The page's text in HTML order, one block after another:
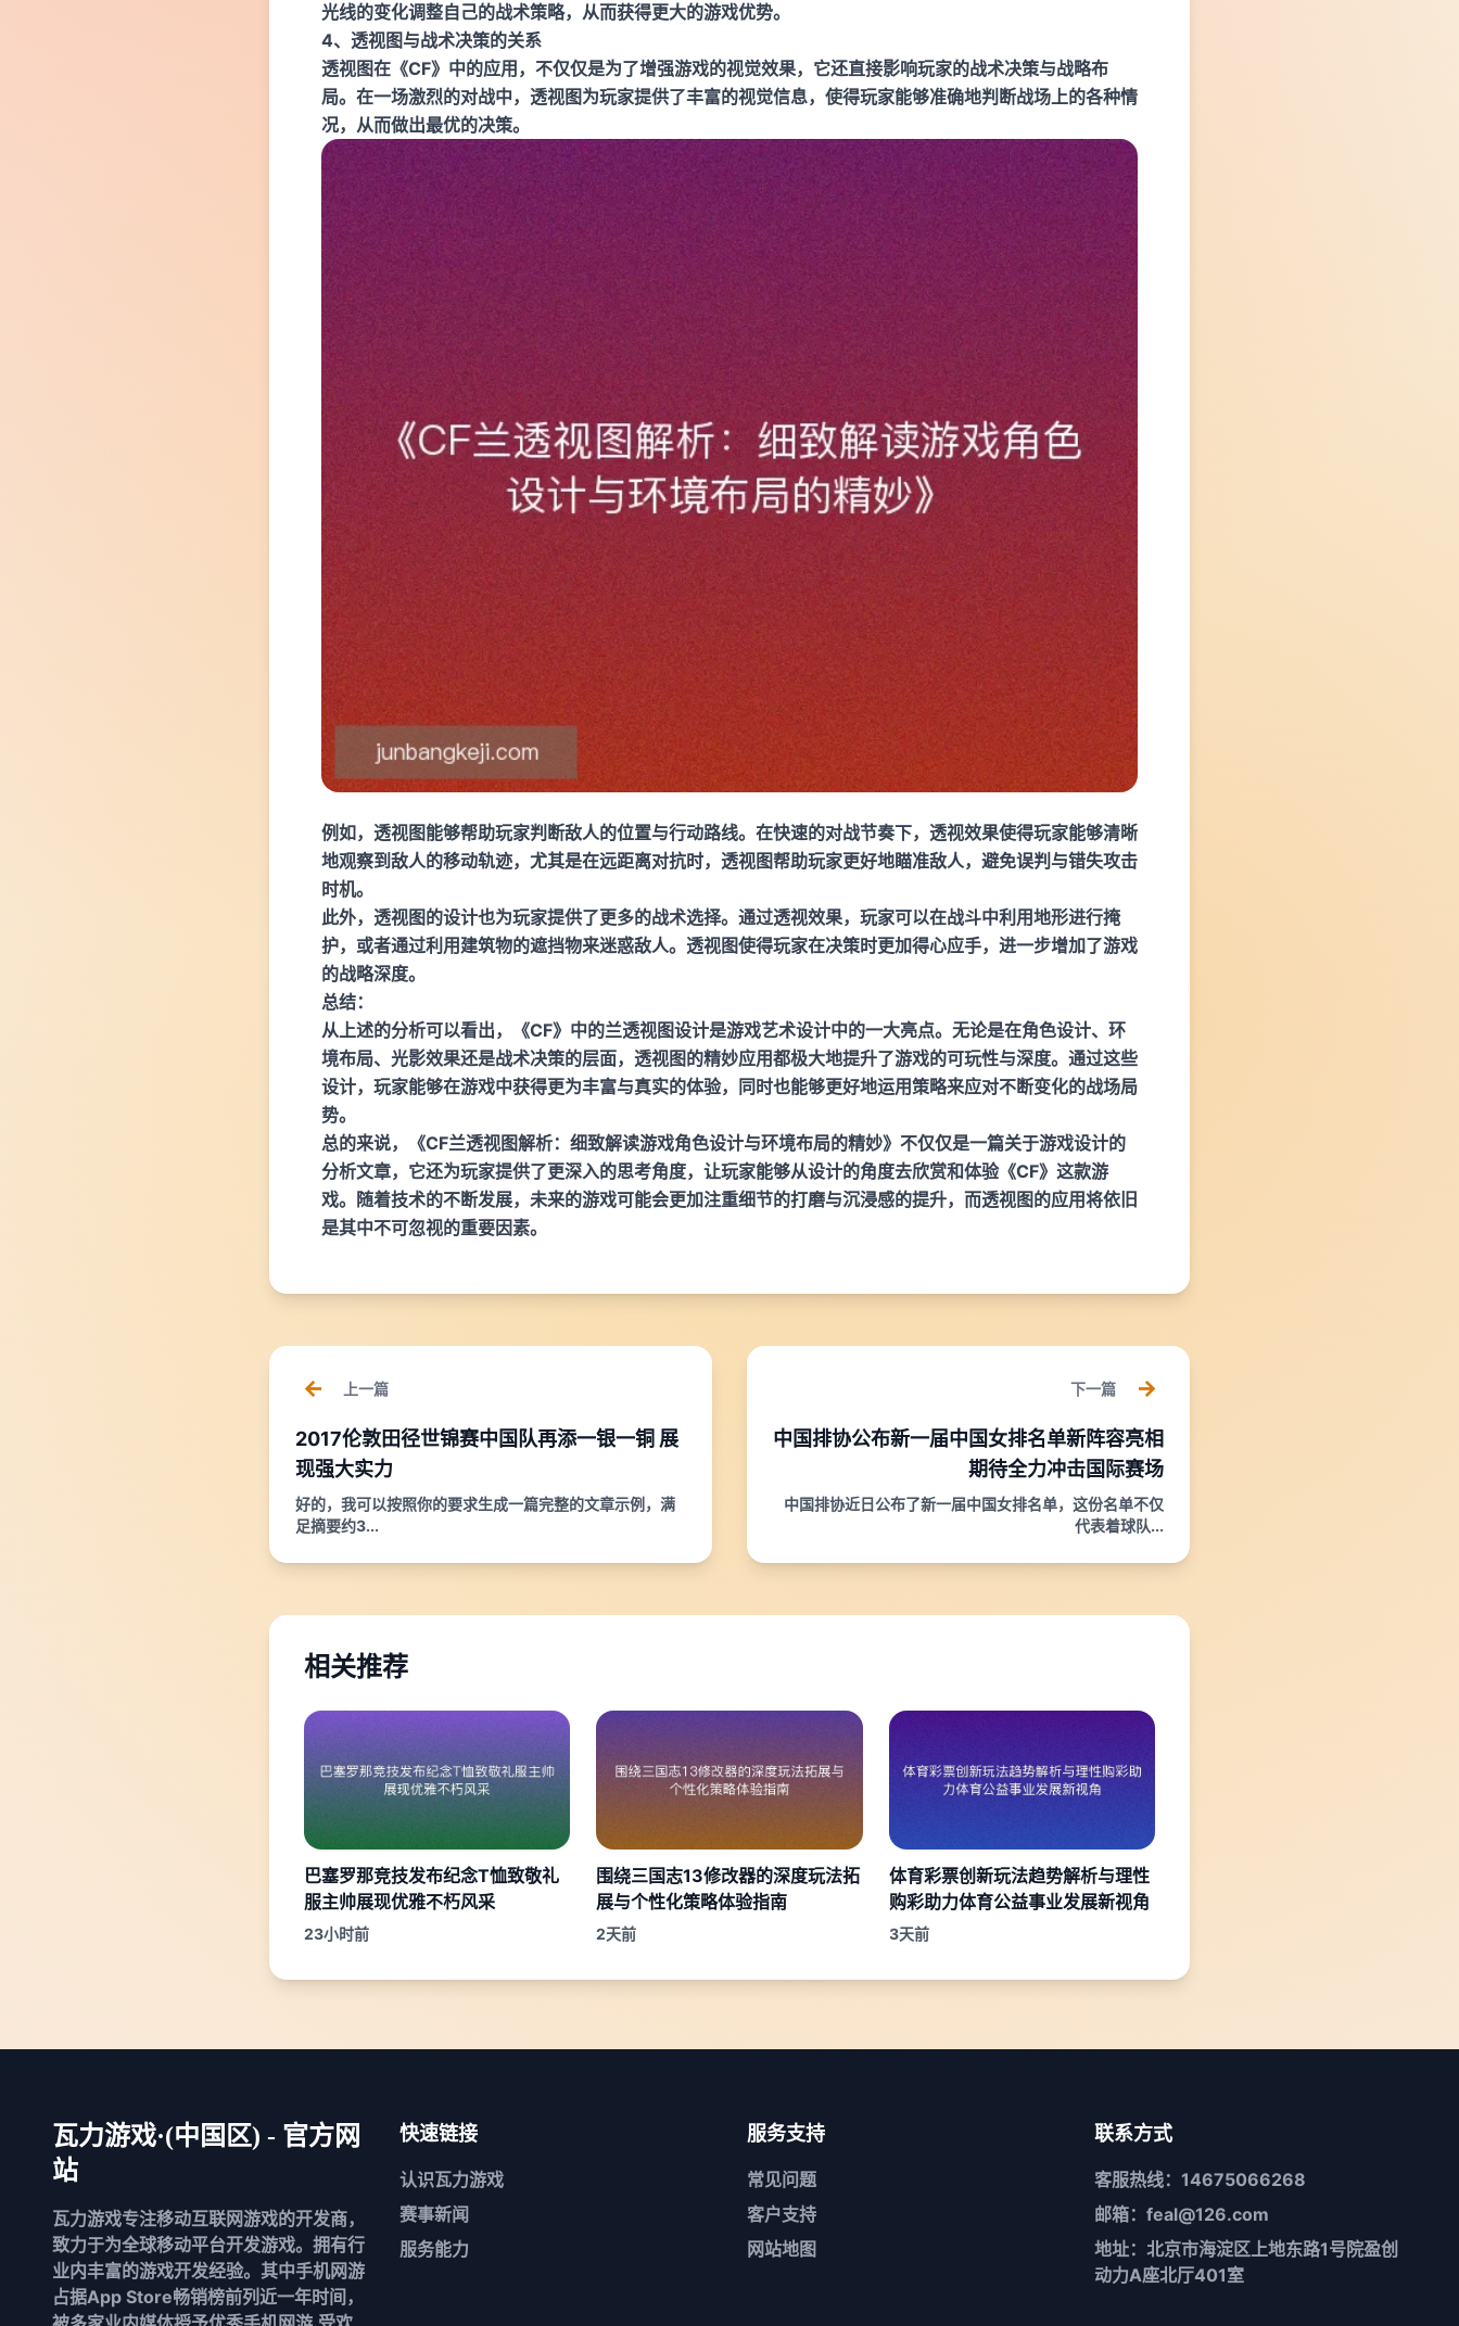
光线的变化调整自己的战术策略，从而获得更大的游戏优势。
4、透视图与战术决策的关系
透视图在《CF》中的应用，不仅仅是为了增强游戏的视觉效果，它还直接影响玩家的战术决策与战略布
局。在一场激烈的对战中，透视图为玩家提供了丰富的视觉信息，使得玩家能够准确地判断战场上的各种情
况，从而做出最优的决策。
例如，透视图能够帮助玩家判断敌人的位置与行动路线。在快速的对战节奏下，透视效果使得玩家能够清晰
地观察到敌人的移动轨迹，尤其是在远距离对抗时，透视图帮助玩家更好地瞄准敌人，避免误判与错失攻击
时机。
此外，透视图的设计也为玩家提供了更多的战术选择。通过透视效果，玩家可以在战斗中利用地形进行掩
护，或者通过利用建筑物的遮挡物来迷惑敌人。透视图使得玩家在决策时更加得心应手，进一步增加了游戏
的战略深度。
总结：
从上述的分析可以看出，《CF》中的兰透视图设计是游戏艺术设计中的一大亮点。无论是在角色设计、环
境布局、光影效果还是战术决策的层面，透视图的精妙应用都极大地提升了游戏的可玩性与深度。通过这些
设计，玩家能够在游戏中获得更为丰富与真实的体验，同时也能够更好地运用策略来应对不断变化的战场局
势。
总的来说，《CF兰透视图解析：细致解读游戏角色设计与环境布局的精妙》不仅仅是一篇关于游戏设计的
分析文章，它还为玩家提供了更深入的思考角度，让玩家能够从设计的角度去欣赏和体验《CF》这款游
戏。随着技术的不断发展，未来的游戏可能会更加注重细节的打磨与沉浸感的提升，而透视图的应用将依旧
是其中不可忽视的重要因素。
上一篇
2017伦敦田径世锦赛中国队再添一银一铜 展
现强大实力
好的，我可以按照你的要求生成一篇完整的文章示例，满
足摘要约3...
下一篇
中国排协公布新一届中国女排名单新阵容亮相
期待全力冲击国际赛场
中国排协近日公布了新一届中国女排名单，这份名单不仅
代表着球队...
相关推荐
巴塞罗那竞技发布纪念T恤致敬礼
服主帅展现优雅不朽风采
23小时前
围绕三国志13修改器的深度玩法拓
展与个性化策略体验指南
2天前
体育彩票创新玩法趋势解析与理性
购彩助力体育公益事业发展新视角
3天前
瓦力游戏·(中国区) - 官方网
站
瓦力游戏专注移动互联网游戏的开发商，
致力于为全球移动平台开发游戏。拥有行
业内丰富的游戏开发经验。其中手机网游
占据App Store畅销榜前列近一年时间，
快速链接
认识瓦力游戏
赛事新闻
服务能力
服务支持
常见问题
客户支持
网站地图
联系方式
客服热线：14675066268
邮箱：feal@126.com
地址：北京市海淀区上地东路1号院盈创
动力A座北厅401室